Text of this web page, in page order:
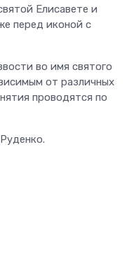
Елисавете и
перед иконой с
во имя святого
от различных
проводятся по